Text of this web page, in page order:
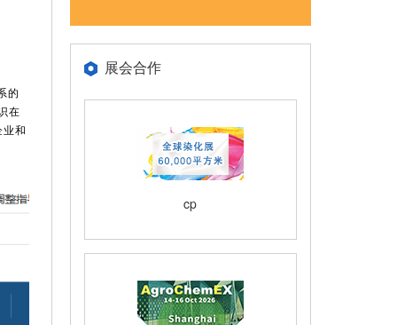
的
在
和
展会合作
cp